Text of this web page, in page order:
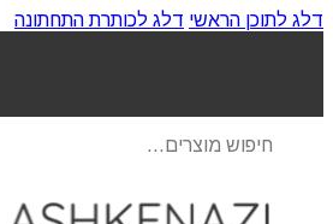
דלג לתוכן הראשי דלג לכותרת התחתונה
search